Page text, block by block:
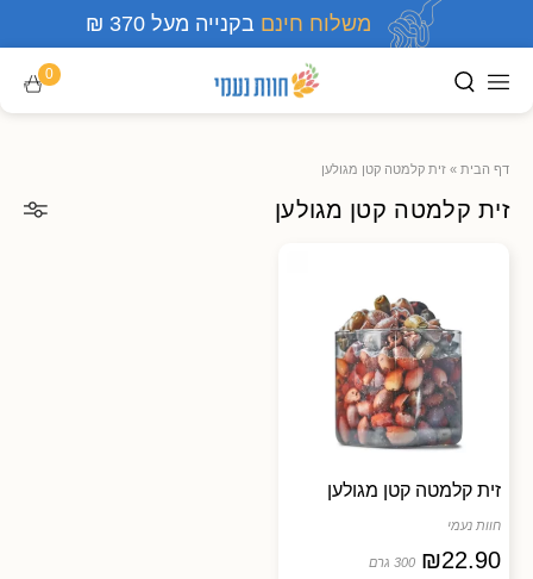
משלוח חינם בקנייה מעל 370 ₪
0
דף הבית » זית קלמטה קטן מגולען
זית קלמטה קטן מגולען
זית קלמטה קטן מגולען
חוות נעמי
₪22.90
300 גרם